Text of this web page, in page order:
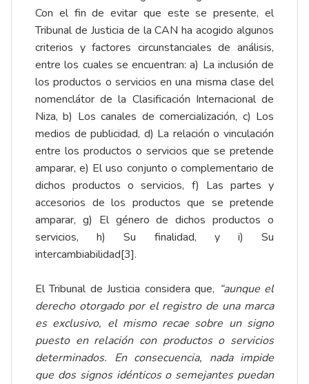
Con el fin de evitar que este se presente, el
Tribunal de Justicia de la CAN ha acogido algunos
criterios y factores circunstanciales de análisis,
entre los cuales se encuentran: a) La inclusión de
los productos o servicios en una misma clase del
nomenclátor de la Clasificación Internacional de
Niza, b) Los canales de comercialización, c) Los
medios de publicidad, d) La relación o vinculación
entre los productos o servicios que se pretende
amparar, e) El uso conjunto o complementario de
dichos productos o servicios, f) Las partes y
accesorios de los productos que se pretende
amparar, g) El género de dichos productos o
servicios, h) Su finalidad, y i) Su
intercambiabilidad[3].
El Tribunal de Justicia considera que, “aunque el
derecho otorgado por el registro de una marca
es exclusivo, el mismo recae sobre un signo
puesto en relación con productos o servicios
determinados. En consecuencia, nada impide
que dos signos idénticos o semejantes puedan